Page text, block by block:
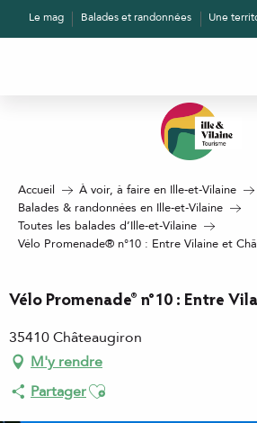
AllerLe mag Balades et randonnées Une
Accueil
À voir, à faire en Ille-et-Vilaine
Balades & randonnées en Ille-et-Vilaine
Toutes les balades d’Ille-et-Vilaine
Vélo Promenade® n°10 : Entre Vilaine et
Vélo Promenade® n°10 : Entre
35410 Châteaugiron
M'y rendre
PartagerAjouter aux favoris